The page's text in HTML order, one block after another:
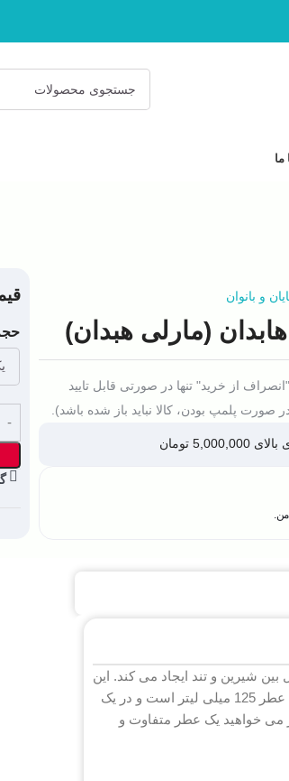
ما
و بانوان
(مارلی هبدان)
از خرید" تنها در صورتی قابل تایید
صورت پلمپ بودن، کالا نباید باز شده باشد).
تومان
شیرین و تند ایجاد می کند. این
عطر در سال 2013 توسط عطرساز معروف فرانسوی Fabrice Pellegrin خلق شده است. حجم این عطر 125 میلی لیتر است و در یک
می خواهید یک عطر متفاوت و